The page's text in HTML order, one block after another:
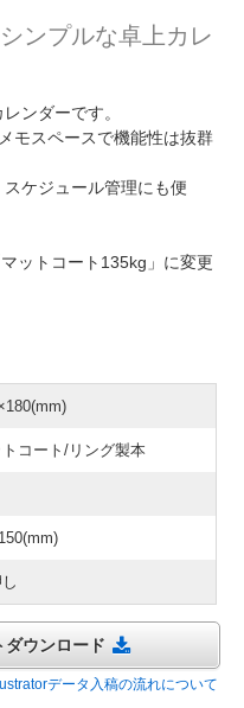
ンプルな卓上カレ
ンダーです。
モスペースで機能性は抜群
ケジュール管理にも便
ットコート135kg」に変更
トコート/リング製本
ウンロード
データ入稿の流れについて